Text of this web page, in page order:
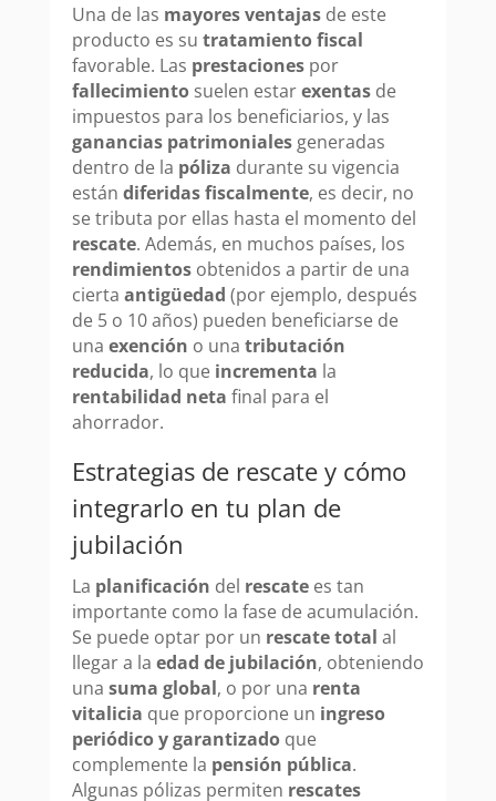
Una de las mayores ventajasde este
producto es su tratamiento fiscal
favorable. Las prestacionespor
fallecimientosuelen estarexentasde
impuestos para los beneficiarios, y las
ganancias patrimonialesgeneradas
dentro de la póliza durante su vigencia
están diferidas fiscalmente, es decir, no
se tributa por ellas hasta el momento del
rescate. Además, en muchos países, los
rendimientosobtenidos a partir de una
cierta antigüedad (por ejemplo, después
de 5 o 10 años) pueden beneficiarse de
una exención o una tributación
reducida, lo que incrementa la
rentabilidad neta final para el
ahorrador.
Estrategias de rescate y cómo
integrarlo en tu plan de
jubilación
La planificación del rescatees tan
importante como la fase de acumulación.
Se puede optar por un rescate total al
llegar a la edad de jubilación, obteniendo
una suma global, o por una renta
vitalicia que proporcione un ingreso
periódico y garantizadoque
complemente la pensión pública.
Algunas pólizas permiten rescates